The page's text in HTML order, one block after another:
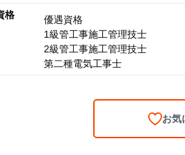
格
優遇資格
1級管工事施工管理技士
2級管工事施工管理技士
第二種電気工事士
お気